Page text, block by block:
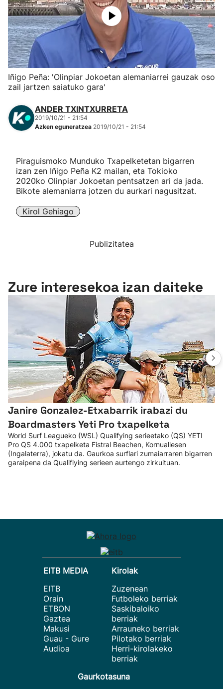
Herri-kirolak
Eskubaloia
Kirolak 360
Mendi-lasterketak
"Helmuga"
Iñigo Peña: 'Olinpiar Jokoetan alemaniarrei gauzak oso
zail jartzen saiatuko gara'
ANDER TXINTXURRETA
2019/10/21 - 21:54
Azken eguneratzea 2019/10/21 - 21:54
Piraguismoko Munduko Txapelketetan bigarren
izan zen Iñigo Peña K2 mailan, eta Tokioko
2020ko Olinpiar Jokoetan pentsatzen ari da jada.
Bikote alemaniarra jotzen du aurkari nagusitzat.
Kirol Gehiago
Publizitatea
Zure interesekoa izan daiteke
Janire Gonzalez-Etxabarrik irabazi du
Boardmasters Yeti Pro txapelketa
World Surf Leagueko (WSL) Qualifying serieetako (QS) YETI
Pro QS 4.000 txapelketa Fistral Beachen, Kornuallesen
(Ingalaterra), jokatu da. Gaurkoa surflari zumaiarraren bigarren
garaipena da Qualifiying serieen aurtengo zirkuituan.
EITB MEDIA
EITB
Orain
ETBON
Gaztea
Makusi
Guau - Gure
Audioa
Kirolak
Zuzenean
Futboleko berriak
Saskibaloiko
berriak
Arrauneko berriak
Pilotako berriak
Herri-kirolakeko
berriak
Gaurkotasuna